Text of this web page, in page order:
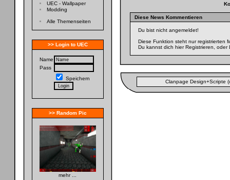
UEC - Wallpaper
Modding
Alle Themenseiten
>> Login to UEC
Name
Pass
Speichern
>> Random Pic
mehr ...
Diese News Kommentieren
Du bist nicht angemeldet!
Diese Funktion steht nur registrierten
Du kannst dich hierRegistrieren, oder
Clanpage Design+Scripte